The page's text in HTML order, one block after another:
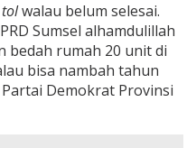
walau belum selesai.
Sumsel alhamdulillah
bedah rumah 20 unit di
bisa nambah tahun
Demokrat Provinsi